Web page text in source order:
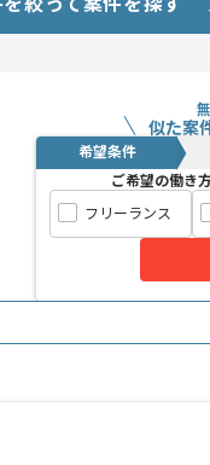
実績のある企業です。
などはすぐに聞ける環境で
など行なっていただける
紹介なども行っている
似た案
希望条件
ご希望の働き
フリーランス